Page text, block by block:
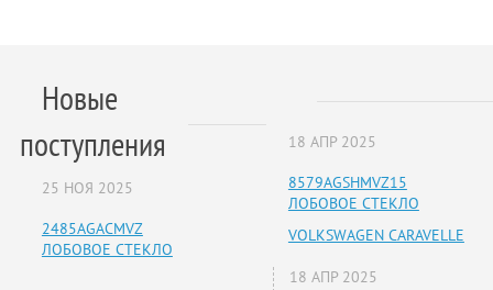
Новые
поступления
25 НОЯ 2025
2485AGACMVZ
ЛОБОВОЕ СТЕКЛО
18 АПР 2025
8579AGSHMVZ15
ЛОБОВОЕ СТЕКЛО
VOLKSWAGEN CARAVELLE
18 АПР 2025